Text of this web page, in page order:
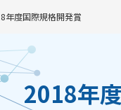
年度国際規格開発賞
2018年